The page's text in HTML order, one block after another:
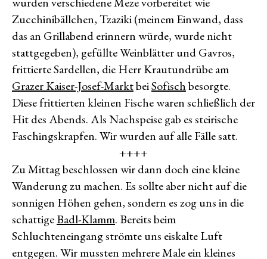
Zucchinibällchen, Tzaziki (meinem Einwand, dass
das an Grillabend erinnern würde, wurde nicht
stattgegeben), gefüllte Weinblätter und Gavros,
frittierte Sardellen, die Herr Krautundrübe am
Grazer Kaiser-Josef-MarktbeiSofischbesorgte.
Diese frittierten kleinen Fische waren schließlich der
Hit des Abends. Als Nachspeise gab es steirische
Faschingskrapfen. Wir wurden auf alle Fälle satt.
++++
Zu Mittag beschlossen wir dann doch eine kleine
Wanderung zu machen. Es sollte aber nicht auf die
sonnigen Höhen gehen, sondern es zog uns in die
schattigeBadl-Klamm. Bereits beim
Schluchteneingang strömte uns eiskalte Luft
entgegen. Wir mussten mehrere Male ein kleines